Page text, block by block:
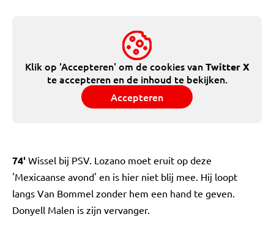
Klik op 'Accepteren' om de cookies vanTwitter X
te accepteren en de inhoud te bekijken.
Accepteren
74' Wissel bij PSV. Lozano moet eruit op deze
'Mexicaanse avond' en is hier niet blij mee. Hij loopt
langs Van Bommel zonder hem een hand te geven.
Donyell Malen is zijn vervanger.